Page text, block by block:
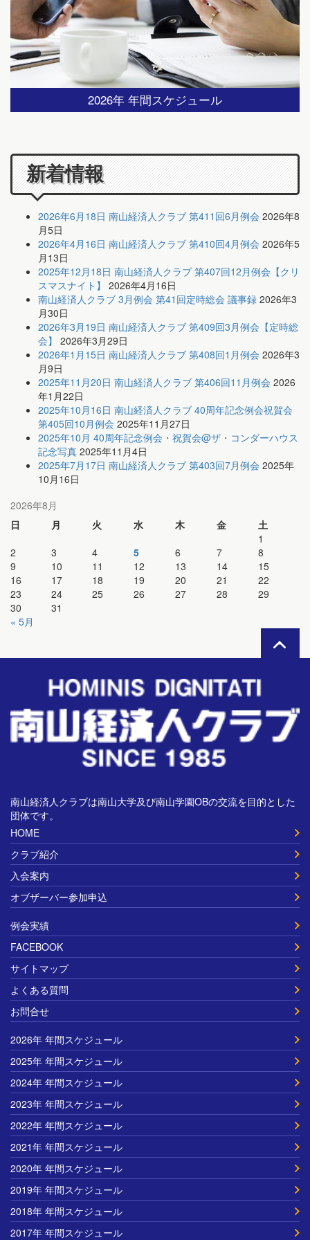
2026年 年間スケジュール
新着情報
2026年6月18日 南山経済人クラブ 第411回6月例会 2026年8
月5日
2026年4月16日 南山経済人クラブ 第410回4月例会 2026年5
月13日
2025年12月18日 南山経済人クラブ 第407回12月例会【クリ
スマスナイト】 2026年4月16日
南山経済人クラブ 3月例会 第41回定時総会 議事録 2026年3
月30日
2026年3月19日 南山経済人クラブ 第409回3月例会【定時総
会】 2026年3月29日
2026年1月15日 南山経済人クラブ 第408回1月例会 2026年3
月9日
2025年11月20日 南山経済人クラブ 第406回11月例会 2026
年1月22日
2025年10月16日 南山経済人クラブ 40周年記念例会祝賀会
第405回10月例会 2025年11月27日
2025年10月 40周年記念例会・祝賀会@ザ・コンダーハウス
記念写真 2025年11月4日
2025年7月17日 南山経済人クラブ 第403回7月例会 2025年
10月16日
2026年8月
日
月 火 水 木 金
土
1
2
3 4 5 6 7
8
9
10 11 12 13 14
15
16
17 18 19 20 21
22
23
24 25 26 27 28
29
30
31
« 5月
南山経済人クラブは南山大学及び南山学園OBの交流を目的とした
団体です。
HOME
クラブ紹介
入会案内
オブザーバー参加申込
例会実績
FACEBOOK
サイトマップ
よくある質問
お問合せ
2026年 年間スケジュール
2025年 年間スケジュール
2024年 年間スケジュール
2023年 年間スケジュール
2022年 年間スケジュール
2021年 年間スケジュール
2020年 年間スケジュール
2019年 年間スケジュール
2018年 年間スケジュール
2017年 年間スケジュール